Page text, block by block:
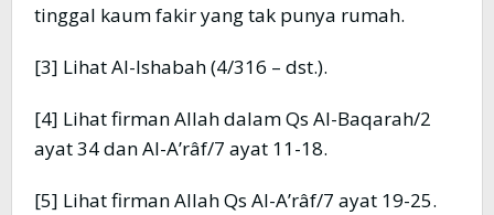
tinggal kaum fakir yang tak punya rumah.
[3] Lihat Al-Ishabah (4/316 – dst.).
[4] Lihat firman Allah dalam Qs Al-Baqarah/2
ayat 34 dan Al-A’râf/7 ayat 11-18.
[5] Lihat firman Allah Qs Al-A’râf/7 ayat 19-25.